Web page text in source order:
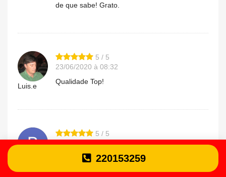
de que sabe! Grato.
Luis.e
5 / 5
23/06/2020 à 08:32
Qualidade Top!
5 / 5
08/03/2020 à 19:16
O melhor franguinho do mundo
220153259